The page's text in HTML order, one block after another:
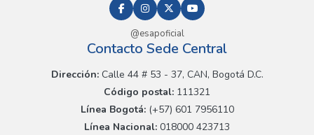
@esapoficial
Contacto Sede Central
Dirección:Calle 44 # 53 - 37, CAN, Bogotá D.C.
Código postal: 111321
Línea Bogotá:(+57) 601 7956110
Línea Nacional: 018000 423713